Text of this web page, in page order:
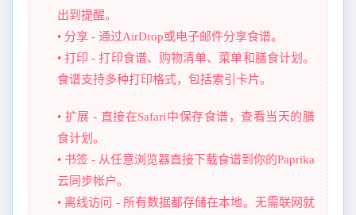
出到提醒。
• 分享 - 通过AirDrop或电子邮件分享食谱。
• 打印 - 打印食谱、购物清单、菜单和膳食计划。
食谱支持多种打印格式，包括索引卡片。
• 扩展 - 直接在Safari中保存食谱，查看当天的膳
食计划。
• 书签 - 从任意浏览器直接下载食谱到你的Paprika
云同步帐户。
• 离线访问 - 所有数据都存储在本地。无需联网就